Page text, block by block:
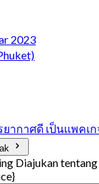
2023
ยากาศดี เป็นแพคเ
Diajukan